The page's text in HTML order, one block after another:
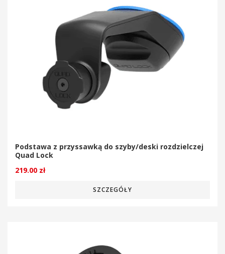
Podstawa z przyssawką do szyby/deski rozdzielczej
Quad Lock
219.00 zł
SZCZEGÓŁY